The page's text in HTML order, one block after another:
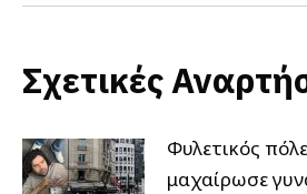
Σχετικές
Φυλετικός
μαχαίρωσε